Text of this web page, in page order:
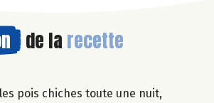
de la recette
pois chiches toute une nuit,